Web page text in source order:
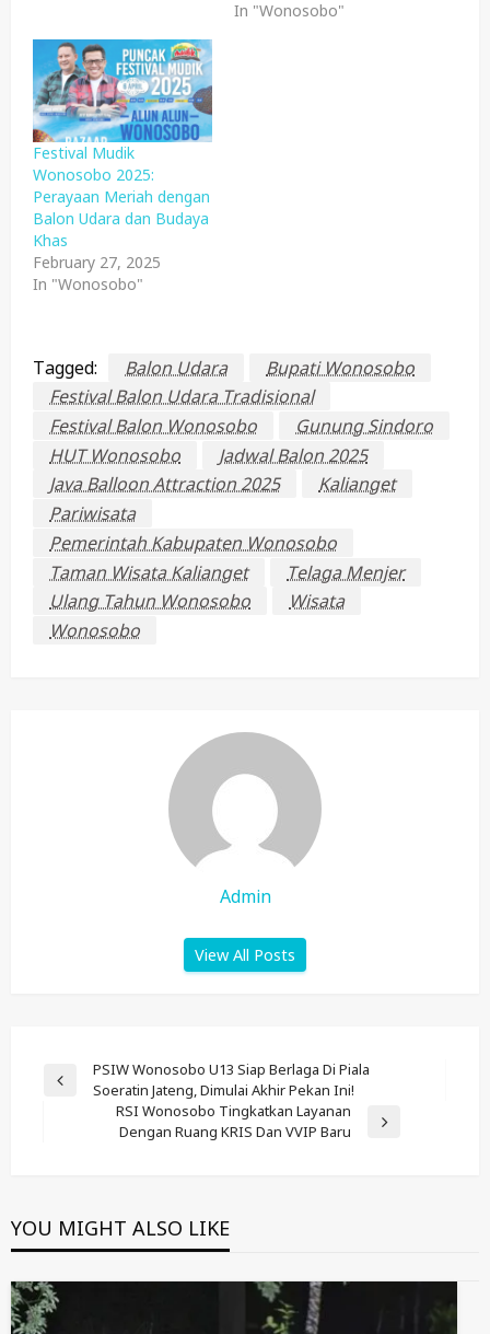
In "Wonosobo"
Festival Mudik
Wonosobo 2025:
Perayaan Meriah dengan
Balon Udara dan Budaya
Khas
February 27, 2025
In "Wonosobo"
Tagged: Balon Udara
Bupati Wonosobo
Festival Balon Udara Tradisional
Festival Balon Wonosobo
Gunung Sindoro
HUT Wonosobo
Jadwal Balon 2025
Java Balloon Attraction 2025
Kalianget
Pariwisata
Pemerintah Kabupaten Wonosobo
Taman Wisata Kalianget
Telaga Menjer
Ulang Tahun Wonosobo
Wisata
Wonosobo
Admin
View All Posts
Post
Navigation
Previous
PSIW Wonosobo U13 Siap Berlaga Di Piala
Soeratin Jateng, Dimulai Akhir Pekan Ini!
RSI Wonosobo Tingkatkan Layanan
Dengan Ruang KRIS Dan VVIP Baru
YOU MIGHT ALSO LIKE